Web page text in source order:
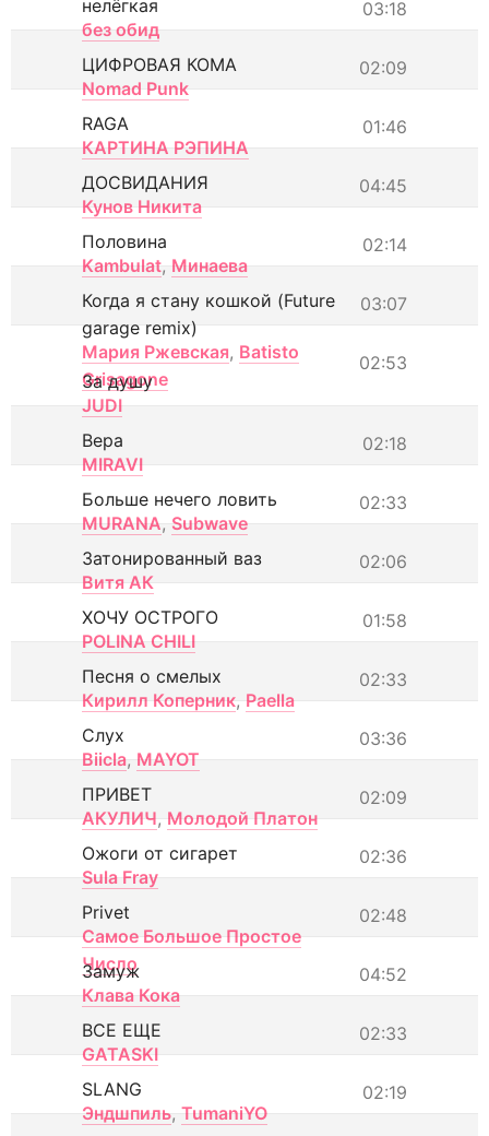
03:18
нелёгкая
без обид
02:09
ЦИФРОВАЯ КОМА
Nomad Punk
01:46
RAGA
КАРТИНА РЭПИНА
04:45
ДОСВИДАНИЯ
Кунов Никита
02:14
Половина
Kambulat, Минаева
03:07
Когда я стану кошкой (Future
garage remix)
Мария Ржевская, Batisto
Grisagone
02:53
За душу
JUDI
02:18
Вера
MIRAVI
02:33
Больше нечего ловить
MURANA, Subwave
02:06
Затонированный ваз
Витя АК
01:58
ХОЧУ ОСТРОГО
POLINA CHILI
02:33
Песня о смелых
Кирилл Коперник, Paella
03:36
Слух
Biicla, MAYOT
02:09
ПРИВЕТ
АКУЛИЧ, Молодой Платон
02:36
Ожоги от сигарет
Sula Fray
02:48
Privet
Самое Большое Простое
Число
04:52
Замуж
Клава Кока
02:33
ВСЕ ЕЩЕ
GATASKI
02:19
SLANG
Эндшпиль, TumaniYO